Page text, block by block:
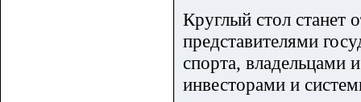
Круглый стол станет
представителями
спорта,
инвесторами и